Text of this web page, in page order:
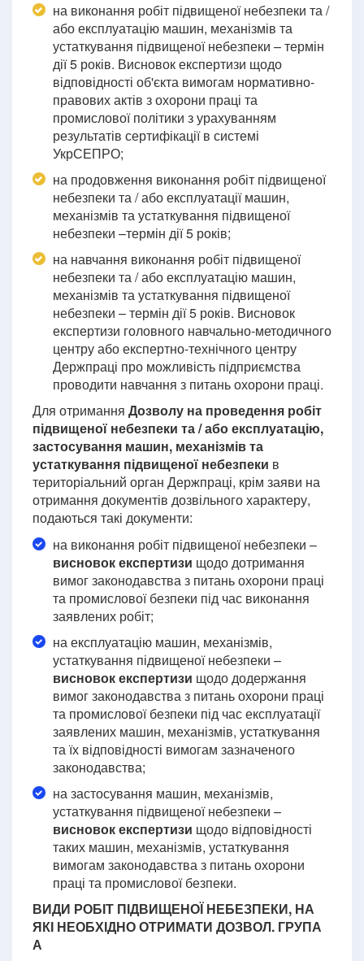
на виконання робіт підвищеної небезпеки та /
або експлуатацію машин, механізмів та
устаткування підвищеної небезпеки – термін
дії 5 років. Висновок експертизи щодо
відповідності об'єкта вимогам нормативно-
правових актів з охорони праці та
промислової політики з урахуванням
результатів сертифікації в системі
УкрСЕПРО;
на продовження виконання робіт підвищеної
небезпеки та / або експлуатації машин,
механізмів та устаткування підвищеної
небезпеки –термін дії 5 років;
на навчання виконання робіт підвищеної
небезпеки та / або експлуатацію машин,
механізмів та устаткування підвищеної
небезпеки – термін дії 5 років. Висновок
експертизи головного навчально-методичного
центру або експертно-технічного центру
Держпраці про можливість підприємства
проводити навчання з питань охорони праці.
Для отримання Дозволу на проведення робіт
підвищеної небезпеки та / або експлуатацію,
застосування машин, механізмів та
устаткування підвищеної небезпеки в
територіальний орган Держпраці, крім заяви на
отримання документів дозвільного характеру,
подаються такі документи:
на виконання робіт підвищеної небезпеки –
висновок експертизи щодо дотримання
вимог законодавства з питань охорони праці
та промислової безпеки під час виконання
заявлених робіт;
на експлуатацію машин, механізмів,
устаткування підвищеної небезпеки –
висновок експертизи щодо додержання
вимог законодавства з питань охорони праці
та промислової безпеки під час експлуатації
заявлених машин, механізмів, устаткування
та їх відповідності вимогам зазначеного
законодавства;
на застосування машин, механізмів,
устаткування підвищеної небезпеки –
висновок експертизи щодо відповідності
таких машин, механізмів, устаткування
вимогам законодавства з питань охорони
праці та промислової безпеки.
ВИДИ РОБІТ ПІДВИЩЕНОЇ НЕБЕЗПЕКИ, НА
ЯКІ НЕОБХІДНО ОТРИМАТИ ДОЗВОЛ. ГРУПА
А